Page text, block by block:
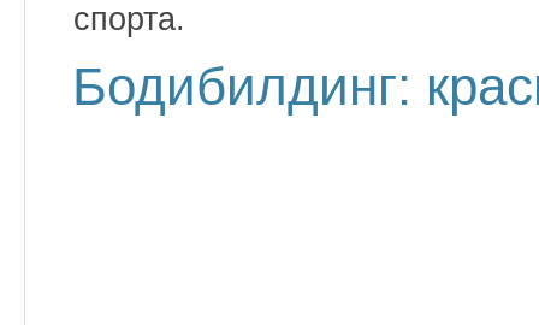
спорта.
Бодибилдинг: